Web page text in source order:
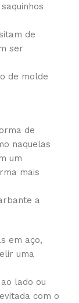
de
ser
de molde
de
naquelas
um
mais
a
em aço,
uma
lado ou
com o